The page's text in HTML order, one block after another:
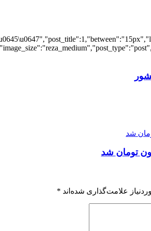
علامت‌گذاری شده‌اند *